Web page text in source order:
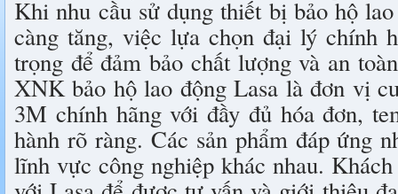
Khi nhu cầu sử dụng thiết bị bảo hộ
càng tăng, việc lựa chọn đại lý chính
trọng để đảm bảo chất lượng và an
XNK bảo hộ lao động Lasa là đơn vị
3M chính hãng với đầy đủ hóa đơn,
hành rõ ràng. Các sản phẩm đáp ứng
lĩnh vực công nghiệp khác nhau.